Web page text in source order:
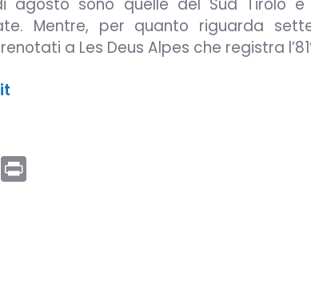
sono quelle del Sud Tirolo
Mentre, per quanto riguarda
a Les Deus Alpes che registra
Copy
Link